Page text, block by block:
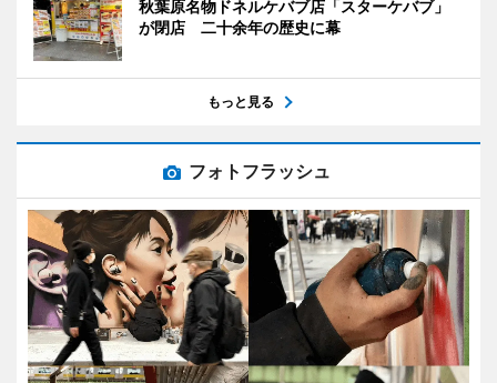
秋葉原名物ドネルケバブ店「スターケバブ」
が閉店 二十余年の歴史に幕
もっと見る
フォトフラッシュ